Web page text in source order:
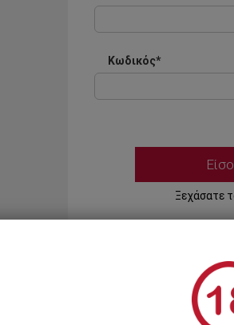
Κωδικός*
Ξεχάσατε